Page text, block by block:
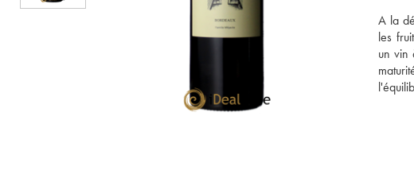
A la
les
un vin